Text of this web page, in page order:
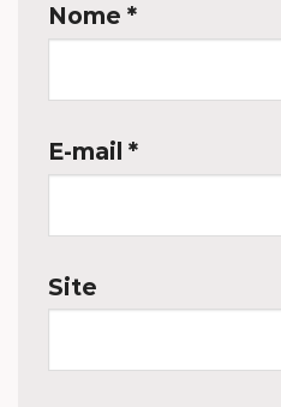
Nome *
E-mail *
Site